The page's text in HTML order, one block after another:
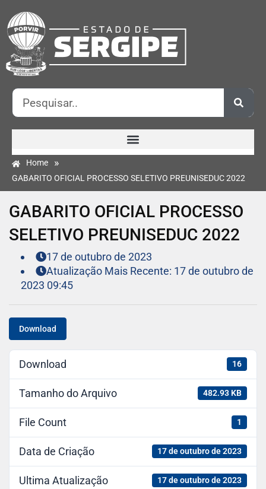
Home »
GABARITO OFICIAL PROCESSO SELETIVO PREUNISEDUC 2022
GABARITO OFICIAL PROCESSO
SELETIVO PREUNISEDUC 2022
17 de outubro de 2023
Atualização Mais Recente: 17 de outubro de
2023 09:45
Download
Download 16
Tamanho do Arquivo 482.93 KB
File Count 1
Data de Criação 17 de outubro de 2023
Ultima Atualização 17 de outubro de 2023